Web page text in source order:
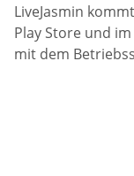
LiveJasmin
Play Store und
mit dem